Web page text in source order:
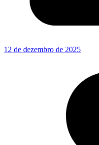
12 de dezembro de 2025